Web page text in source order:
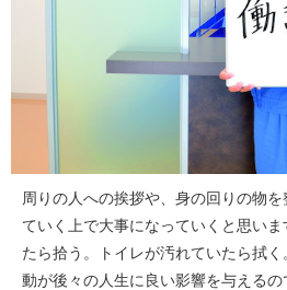
周りの人への挨拶や、身の回りの物
ていく上で大事になっていくと思い
たら拾う。トイレが汚れていたら拭
動が後々の人生に良い影響を与える